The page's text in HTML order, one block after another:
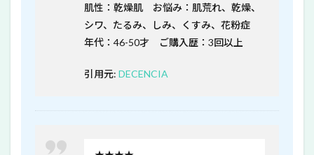
肌性：乾燥肌 お悩み：肌荒れ、乾燥、
シワ、たるみ、しみ、くすみ、花粉症
年代：46-50才 ご購入歴：3回以上
引用元: DECENCIA